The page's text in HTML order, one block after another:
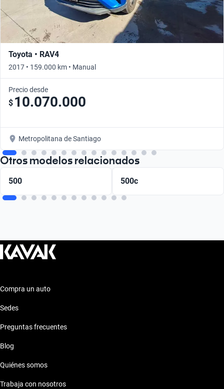
Toyota • RAV4
2017 • 159.000 km • Manual
Precio desde
$ 10.070.000
Metropolitana de Santiago
Otros modelos relacionados
500 500c
Compra un auto
Sedes
Preguntas frecuentes
Blog
Quiénes somos
Trabaja con nosotros